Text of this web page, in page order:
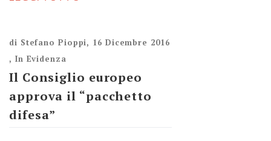
di Stefano Pioppi, 16 Dicembre 2016
, In Evidenza
Il Consiglio europeo
approva il “pacchetto
difesa”